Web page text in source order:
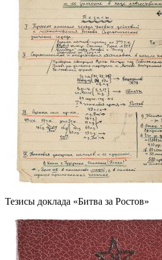
Тезисы доклада «Битва за Ростов»